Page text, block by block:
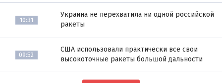
10:31
Украина не перехватила ни одной российской
ракеты
09:52
США использовали практически все свои
высокоточные ракеты большой дальности